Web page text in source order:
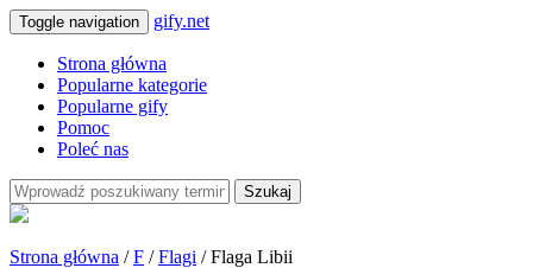
Toggle navigation gify.net
Strona główna
Popularne kategorie
Popularne gify
Pomoc
Poleć nas
Szukaj
Strona główna /F /Flagi / Flaga Libii